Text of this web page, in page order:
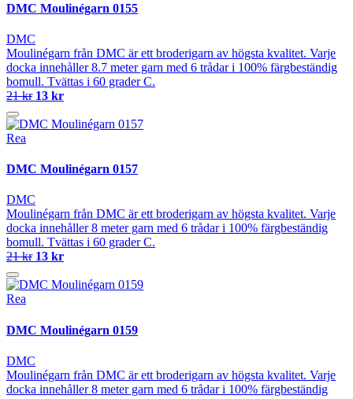
DMC Moulinégarn 0155
DMC
Moulinégarn från DMC är ett broderigarn av högsta kvalitet. Varje
docka innehåller 8.7 meter garn med 6 trådar i 100% färgbeständig
bomull. Tvättas i 60 grader C.
21 kr 13 kr
Rea
DMC Moulinégarn 0157
DMC
Moulinégarn från DMC är ett broderigarn av högsta kvalitet. Varje
docka innehåller 8 meter garn med 6 trådar i 100% färgbeständig
bomull. Tvättas i 60 grader C.
21 kr 13 kr
Rea
DMC Moulinégarn 0159
DMC
Moulinégarn från DMC är ett broderigarn av högsta kvalitet. Varje
docka innehåller 8 meter garn med 6 trådar i 100% färgbeständig